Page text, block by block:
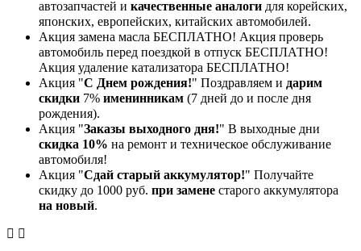
автозапчастей и качественные аналоги для корейских,
японских, европейских, китайских автомобилей.
Акция замена масла БЕСПЛАТНО! Акция проверь
автомобиль перед поездкой в отпуск БЕСПЛАТНО!
Акция удаление катализатора БЕСПЛАТНО!
Акция "С Днем рождения!" Поздравляем и дарим
скидки 7% именинникам (7 дней до и после дня
рождения).
Акция "Заказы выходного дня!" В выходные дни
скидка 10% на ремонт и техническое обслуживание
автомобиля!
Акция "Сдай старый аккумулятор!" Получайте
скидку до 1000 руб. при замене старого аккумулятора
на новый.